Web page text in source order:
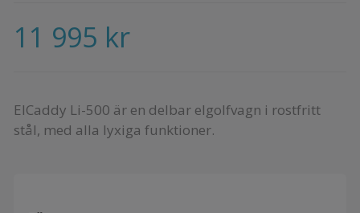
11 995 kr
ElCaddy Li-500 är en delbar elgolfvagn i rostfritt
stål, med alla lyxiga funktioner.